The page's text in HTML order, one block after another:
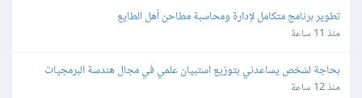
تطوير برنامج متكامل لإدارة ومحاسبة مطاحن أهل الطايع
منذ 11 ساعة
بحاجة لشخص يساعدني بتوزيع استبيان علمي في مجال هندسة البرمجيات
منذ 12 ساعة